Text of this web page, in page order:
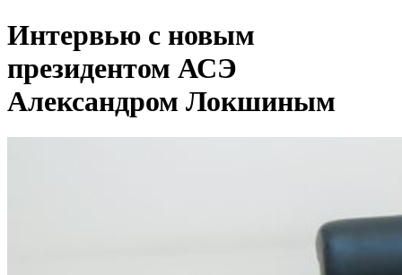
Интервью с новым
президентом АСЭ
Александром Локшиным